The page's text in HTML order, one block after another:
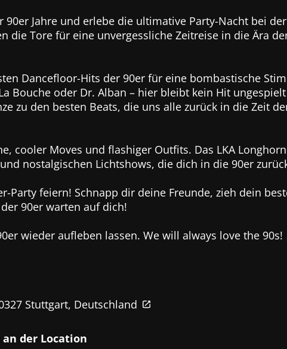
Jahre und erlebe die ultimative Party-Nacht bei der
die Tore für eine unvergessliche Zeitreise in die Ära
Dancefloor-Hits der 90er für eine bombastische
Bouche oder Dr. Alban – hier bleibt kein Hit
zu den besten Beats, die uns alle zurück in die Zeit
cooler Moves und flashiger Outfits. Das LKA
nostalgischen Lichtshows, die dich in die 90er
Party feiern! Schnapp dir deine Freunde, zieh dein
90er warten auf dich!
wieder aufleben lassen. We will always love the 90s!
Stuttgart, Deutschland
der Location